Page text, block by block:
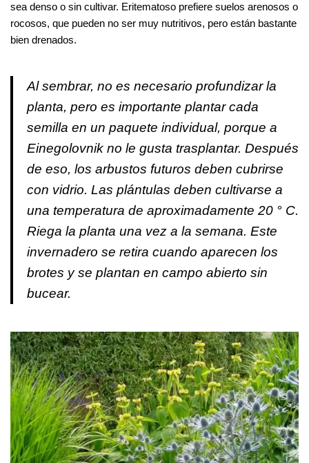
sea denso o sin cultivar. Eritematoso prefiere suelos arenosos o
rocosos, que pueden no ser muy nutritivos, pero están bastante
bien drenados.
Al sembrar, no es necesario profundizar la
planta, pero es importante plantar cada
semilla en un paquete individual, porque a
Einegolovnik no le gusta trasplantar. Después
de eso, los arbustos futuros deben cubrirse
con vidrio. Las plántulas deben cultivarse a
una temperatura de aproximadamente 20 ° C.
Riega la planta una vez a la semana. Este
invernadero se retira cuando aparecen los
brotes y se plantan en campo abierto sin
bucear.